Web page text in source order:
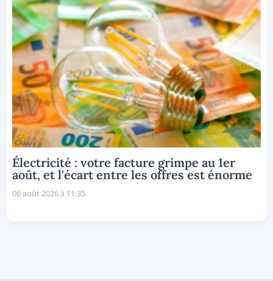
Électricité : votre facture grimpe au 1er
août, et l'écart entre les offres est énorme
06 août 2026 à 11:35